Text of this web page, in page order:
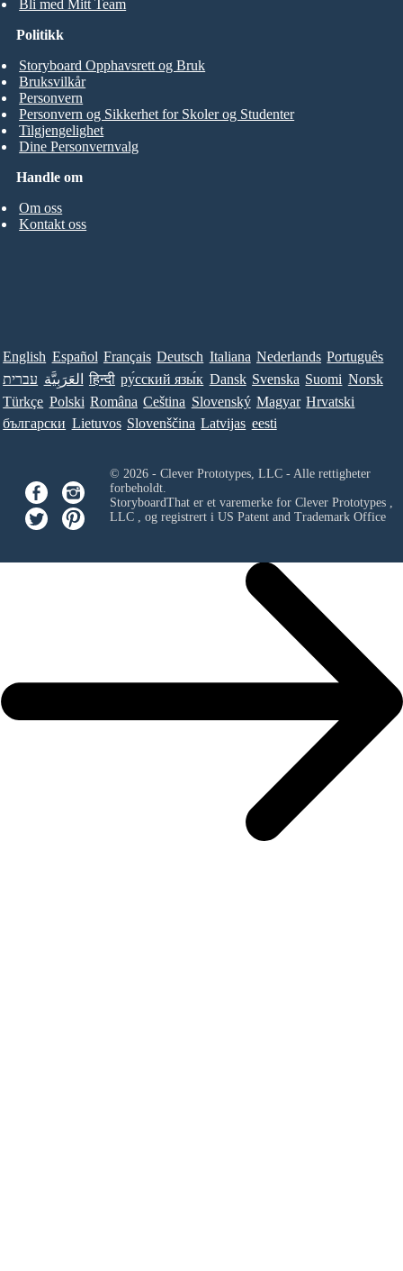
Bli med Mitt Team
Handle om
Om oss
Kontakt oss
Politikk
Storyboard Opphavsrett og Bruk
Bruksvilkår
Personvern
Personvern og Sikkerhet for Skoler og Studenter
Tilgjengelighet
Dine Personvernvalg
English Español Français Deutsch Italiana Nederlands Português
עברית العَرَبِيَّة हिन्दी ру́сский язы́к Dansk Svenska Suomi Norsk
Türkçe Polski Româna Ceština Slovenský Magyar Hrvatski
български Lietuvos Slovenščina Latvijas eesti
© 2026 - Clever Prototypes, LLC - Alle rettigheter
forbeholdt.
StoryboardThat er et varemerke for Clever Prototypes ,
LLC, og registrert i US Patent and Trademark Office